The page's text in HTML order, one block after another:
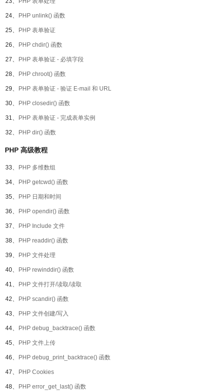
24、 PHP unlink() 函数
25、 PHP 表单验证
26、 PHP chdir() 函数
27、 PHP 表单验证 - 必填字段
28、 PHP chroot() 函数
29、 PHP 表单验证 - 验证 E-mail 和 URL
30、 PHP closedir() 函数
31、 PHP 表单验证 - 完成表单实例
32、 PHP dir() 函数
PHP 高级教程
33、 PHP 多维数组
34、 PHP getcwd() 函数
35、 PHP 日期和时间
36、 PHP opendir() 函数
37、 PHP Include 文件
38、 PHP readdir() 函数
39、 PHP 文件处理
40、 PHP rewinddir() 函数
41、 PHP 文件打开/读取/读取
42、 PHP scandir() 函数
43、 PHP 文件创建/写入
44、 PHP debug_backtrace() 函数
45、 PHP 文件上传
46、 PHP debug_print_backtrace() 函数
47、 PHP Cookies
48、 PHP error_get_last() 函数